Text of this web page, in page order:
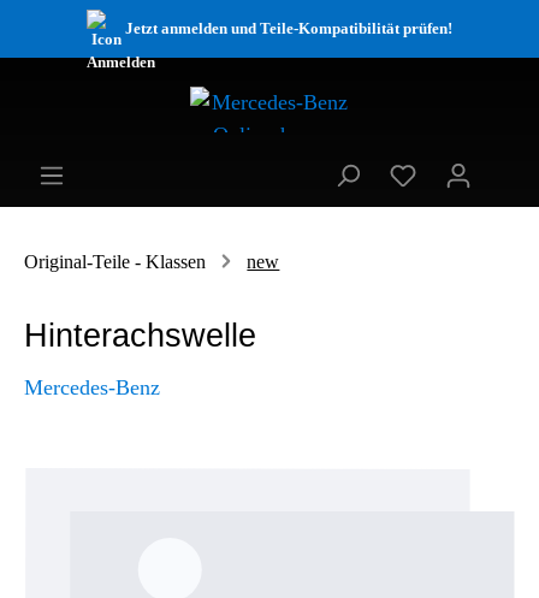
Jetzt anmelden und Teile-Kompatibilität prüfen!
Original-Teile - Klassen new
Hinterachswelle
Mercedes-Benz